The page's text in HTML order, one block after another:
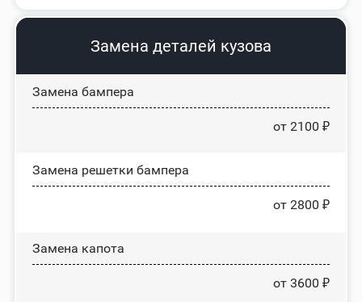
Замена деталей кузова
Замена бампера
от 2100 ₽
Замена решетки бампера
от 2800 ₽
Замена капота
от 3600 ₽